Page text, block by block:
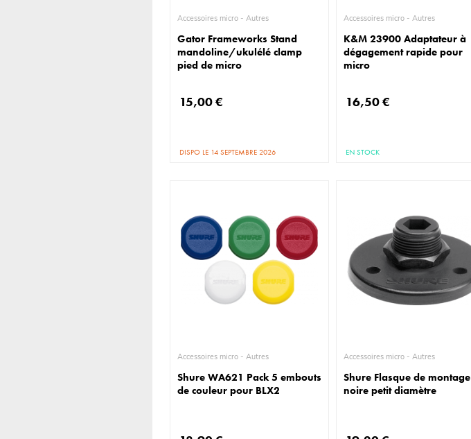
Accessoires micro - Autres
Gator Frameworks Stand
mandoline/ukulélé clamp
pied de micro
15,00 €
DISPO LE 14 SEPTEMBRE 2026
Accessoires micro - Autres
K&M 23900 Adaptateur à
dégagement rapide pour
micro
16,50 €
EN STOCK
Accessoires micro - Autres
Shure WA621 Pack 5 embouts
de couleur pour BLX2
Accessoires micro - Autres
Shure Flasque de montage
noire petit diamètre